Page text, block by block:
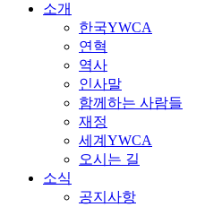
소개
한국YWCA
연혁
역사
인사말
함께하는 사람들
재정
세계YWCA
오시는 길
소식
공지사항